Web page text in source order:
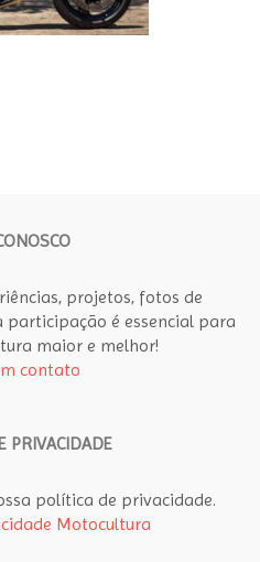
projetos, fotos de
participação é essencial para
maior e melhor!
contato
PRIVACIDADE
política de privacidade.
Motocultura